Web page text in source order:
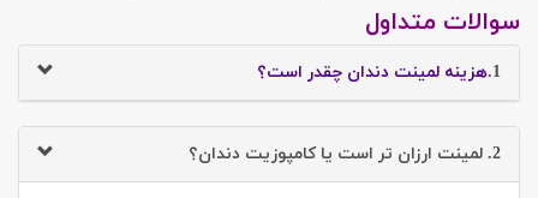
سوالات متداول
1. هزینه لمینت دندان چقدر است؟
2. لمینت ارزان تر است یا کامپوزیت دندان؟